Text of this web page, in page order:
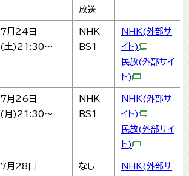
放送
7月24日
(土)21:30～
NHK
BS1
NHK(外部サ
イト)
民放(外部サイ
ト)
7月26日
(月)21:30～
NHK
BS1
NHK(外部サ
イト)
民放(外部サイ
ト)
7月28日
なし
NHK(外部サ